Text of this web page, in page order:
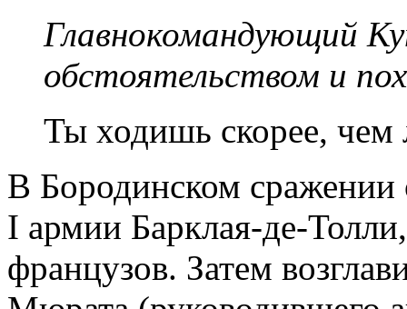
Главнокомандующий
обстоятельством и
Ты ходишь скорее, чем
В Бородинском
I армии Барклая-де-
французов. Затем